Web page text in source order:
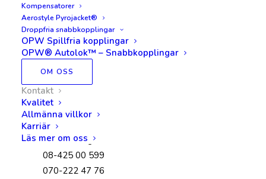
Kompensatorer
Aerostyle Pyrojacket®
Droppfria snabbkopplingar
OPW Spillfria kopplingar
OPW® Autolok™ – Snabbkopplingar
OM OSS
Kontakt
Kvalitet
Allmänna villkor
Karriär
Läs mer om oss
Patrick Johansson
Utesälj
Östra Sverige
08-425 00 599
070-222 47 76